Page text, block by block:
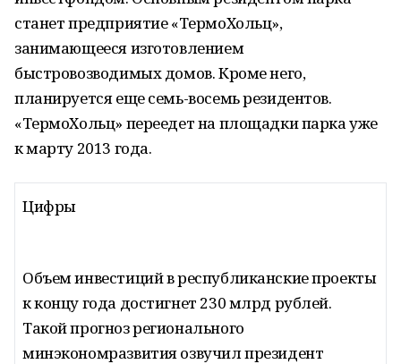
станет предприятие «ТермоХольц»,
занимающееся изготовлением
быстровозводимых домов. Кроме него,
планируется еще семь-восемь резидентов.
«ТермоХольц» переедет на площадки парка уже
к марту 2013 года.
Цифры
Объем инвестиций в республиканские проекты
к концу года достигнет 230 млрд рублей.
Такой прогноз регионального
минэкономразвития озвучил президент